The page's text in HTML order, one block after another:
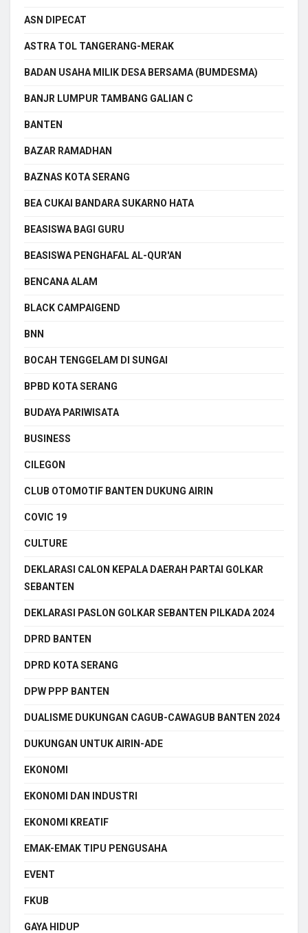
ASN DIPECAT
ASTRA TOL TANGERANG-MERAK
BADAN USAHA MILIK DESA BERSAMA (BUMDESMA)
BANJR LUMPUR TAMBANG GALIAN C
BANTEN
BAZAR RAMADHAN
BAZNAS KOTA SERANG
BEA CUKAI BANDARA SUKARNO HATA
BEASISWA BAGI GURU
BEASISWA PENGHAFAL AL-QUR'AN
BENCANA ALAM
BLACK CAMPAIGEND
BNN
BOCAH TENGGELAM DI SUNGAI
BPBD KOTA SERANG
BUDAYA PARIWISATA
BUSINESS
CILEGON
CLUB OTOMOTIF BANTEN DUKUNG AIRIN
COVIC 19
CULTURE
DEKLARASI CALON KEPALA DAERAH PARTAI GOLKAR
SEBANTEN
DEKLARASI PASLON GOLKAR SEBANTEN PILKADA 2024
DPRD BANTEN
DPRD KOTA SERANG
DPW PPP BANTEN
DUALISME DUKUNGAN CAGUB-CAWAGUB BANTEN 2024
DUKUNGAN UNTUK AIRIN-ADE
EKONOMI
EKONOMI DAN INDUSTRI
EKONOMI KREATIF
EMAK-EMAK TIPU PENGUSAHA
EVENT
FKUB
GAYA HIDUP